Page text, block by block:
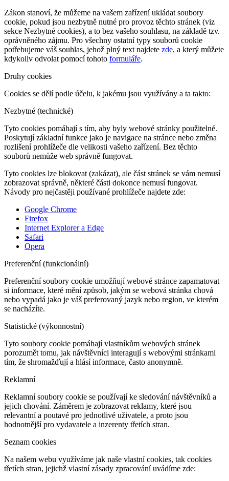
Zákon stanoví, že můžeme na vašem zařízení ukládat soubory
cookie, pokud jsou nezbytně nutné pro provoz těchto stránek (viz
sekce Nezbytné cookies), a to bez vašeho souhlasu, na základě tzv.
oprávněného zájmu. Pro všechny ostatní typy souborů cookie
potřebujeme váš souhlas, jehož plný text najdete zde, a který můžete
kdykoliv odvolat pomocí tohoto formuláře.
Druhy cookies
Cookies se dělí podle účelu, k jakému jsou využívány a ta takto:
Nezbytné (technické)
Tyto cookies pomáhají s tím, aby byly webové stránky použitelné.
Poskytují základní funkce jako je navigace na stránce nebo změna
rozlišení prohlížeče dle velikosti vašeho zařízení. Bez těchto
souborů nemůže web správně fungovat.
Tyto cookies lze blokovat (zakázat), ale část stránek se vám nemusí
zobrazovat správně, některé části dokonce nemusí fungovat.
Návody pro nejčastěji používané prohlížeče najdete zde:
Google Chrome
Firefox
Internet Explorer a Edge
Safari
Opera
Preferenční (funkcionální)
Preferenční soubory cookie umožňují webové stránce zapamatovat
si informace, které mění způsob, jakým se webová stránka chová
nebo vypadá jako je váš preferovaný jazyk nebo region, ve kterém
se nacházíte.
Statistické (výkonnostní)
Tyto soubory cookie pomáhají vlastníkům webových stránek
porozumět tomu, jak návštěvníci interagují s webovými stránkami
tím, že shromažďují a hlásí informace, často anonymně.
Reklamní
Reklamní soubory cookie se používají ke sledování návštěvníků a
jejich chování. Záměrem je zobrazovat reklamy, které jsou
relevantní a poutavé pro jednotlivé uživatele, a proto jsou
hodnotnější pro vydavatele a inzerenty třetích stran.
Seznam cookies
Na našem webu využíváme jak naše vlastní cookies, tak cookies
třetích stran, jejichž vlastní zásady zpracování uvádíme zde: